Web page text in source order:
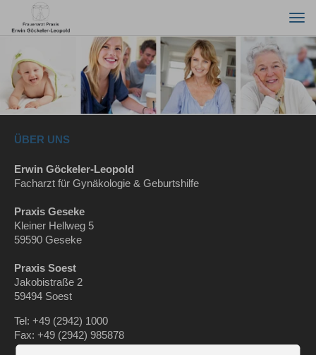
ÜBER UNS
Erwin Göckeler-Leopold
Facharzt für Gynäkologie & Geburtshilfe
Praxis Geseke
Kleiner Hellweg 5
59590 Geseke
Praxis Soest
Jakobistraße 2
59494 Soest
Tel: +49 (2942) 1000
Fax: +49 (2942) 985878